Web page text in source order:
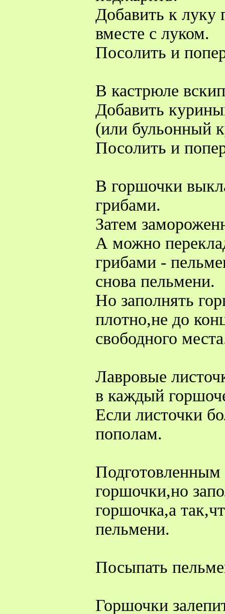
Добавить к луку
вместе с луком.
Посолить и
В кастрюле
Добавить
(или бульонный
Посолить и
В горшочки
грибами.
Затем
А можно
грибами -
снова пельмени.
Но заполнять
плотно,не до
свободного
Лавровые
в каждый
Если листочки
пополам.
Подготовленным
горшочки,но
горшочка,а
пельмени.
Посыпать
Горшочки